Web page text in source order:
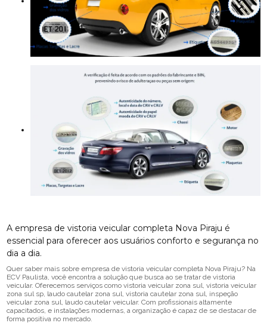
A empresa de vistoria veicular completa Nova Piraju é
essencial para oferecer aos usuários conforto e segurança no
dia a dia.
Quer saber mais sobre empresa de vistoria veicular completa Nova Piraju? Na
ECV Paulista, você encontra a solução que busca ao se tratar de vistoria
veicular. Oferecemos serviços como vistoria veicular zona sul, vistoria veicular
zona sul sp, laudo cautelar zona sul, vistoria cautelar zona sul, inspeção
veicular zona sul, laudo cautelar veicular. Com profissionais altamente
capacitados, e instalações modernas, a organização é capaz de se destacar de
forma positiva no mercado.